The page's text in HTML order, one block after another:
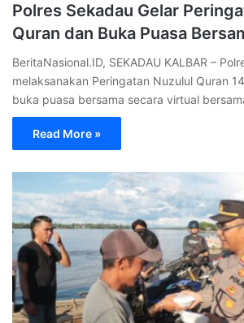
Polres Sekadau Gelar
Quran dan Buka Puasa
BeritaNasional.ID, SEKADAU KALBAR –
melaksanakan Peringatan Nuzulul Quran
buka puasa bersama secara virtual
Read More »